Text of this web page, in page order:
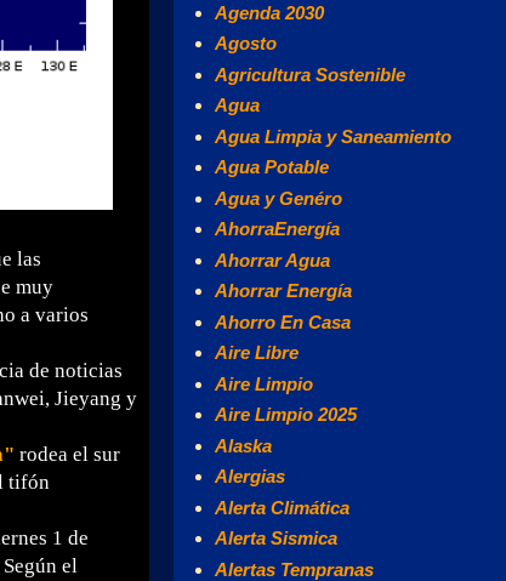
las
muy
a varios
de noticias
Jieyang y
rodea el sur
tifón
1 de
el
Agenda 2030
Agosto
Agricultura Sostenible
Agua
Agua Limpia y Saneamiento
Agua Potable
Agua y Genéro
AhorraEnergía
Ahorrar Agua
Ahorrar Energía
Ahorro En Casa
Aire Libre
Aire Limpio
Aire Limpio 2025
Alaska
Alergias
Alerta Climática
Alerta Sismica
Alertas Tempranas